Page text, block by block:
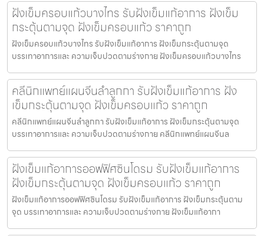
ฝังเข็มครอบแก้วบางไทร รับฝังเข็มแก้อาการ ฝังเข็ม
กระตุ้นตามจุด ฝังเข็มครอบแก้ว ราคาถูก
ฝังเข็มครอบแก้วบางไทร รับฝังเข็มแก้อาการ ฝังเข็มกระตุ้นตามจุด
บรรเทาอาการและ ความเจ็บปวดตามร่างกาย ฝังเข็มครอบแก้วบางไทร
คลีนิกแพทย์แผนจีนลำลูกกา รับฝังเข็มแก้อาการ ฝัง
เข็มกระตุ้นตามจุด ฝังเข็มครอบแก้ว ราคาถูก
คลีนิกแพทย์แผนจีนลำลูกกา รับฝังเข็มแก้อาการ ฝังเข็มกระตุ้นตามจุด
บรรเทาอาการและ ความเจ็บปวดตามร่างกาย คลีนิกแพทย์แผนจีนล
ฝังเข็มแก้อาการออฟฟิศซินโดรม รับฝังเข็มแก้อาการ
ฝังเข็มกระตุ้นตามจุด ฝังเข็มครอบแก้ว ราคาถูก
ฝังเข็มแก้อาการออฟฟิศซินโดรม รับฝังเข็มแก้อาการ ฝังเข็มกระตุ้นตาม
จุด บรรเทาอาการและ ความเจ็บปวดตามร่างกาย ฝังเข็มแก้อากา